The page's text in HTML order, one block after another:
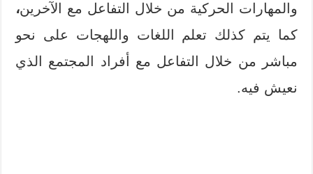
والمهارات الحركية من خلال التفاعل مع الآخرين،
كما يتم كذلك تعلم اللغات واللهجات على نحو
مباشر من خلال التفاعل مع أفراد المجتمع الذي
نعيش فيه.